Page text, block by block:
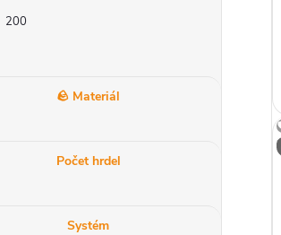
200
🪨 Materiál
Počet hrdel
Systém